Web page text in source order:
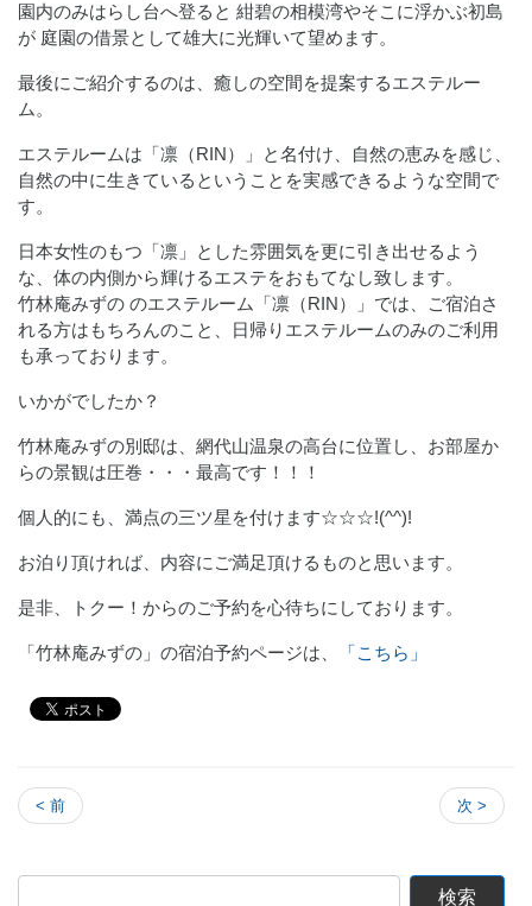
園内のみはらし台へ登ると 紺碧の相模湾やそこに浮かぶ初島
が 庭園の借景として雄大に光輝いて望めます。
最後にご紹介するのは、癒しの空間を提案するエステルー
ム。
エステルームは「凛（RIN）」と名付け、自然の恵みを感じ、
自然の中に生きているということを実感できるような空間で
す。
日本女性のもつ「凛」とした雰囲気を更に引き出せるよう
な、体の内側から輝けるエステをおもてなし致します。
竹林庵みずの のエステルーム「凛（RIN）」では、ご宿泊さ
れる方はもちろんのこと、日帰りエステルームのみのご利用
も承っております。
いかがでしたか？
竹林庵みずの別邸は、網代山温泉の高台に位置し、お部屋か
らの景観は圧巻・・・最高です！！！
個人的にも、満点の三ツ星を付けます☆☆☆!(^^)!
お泊り頂ければ、内容にご満足頂けるものと思います。
是非、トクー！からのご予約を心待ちにしております。
「竹林庵みずの」の宿泊予約ページは、 「こちら」
< 前 次 >